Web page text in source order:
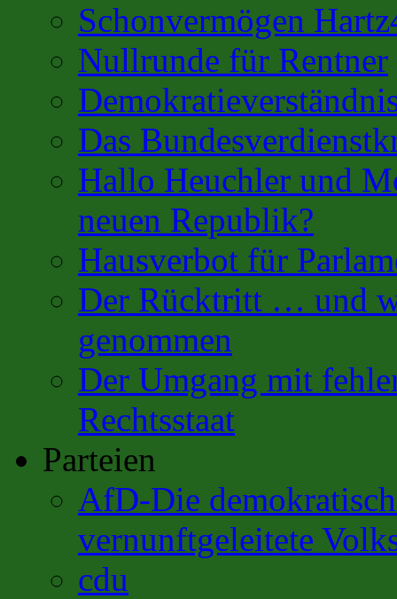
Schonvermögen
Nullrunde für Rentner
Das
Hallo Heuchler und
neuen Republik?
Hausverbot für
Der Rücktritt … und
genommen
Der Umgang mit
Rechtsstaat
Parteien
AfD-Die
vernunftgeleitete
cdu